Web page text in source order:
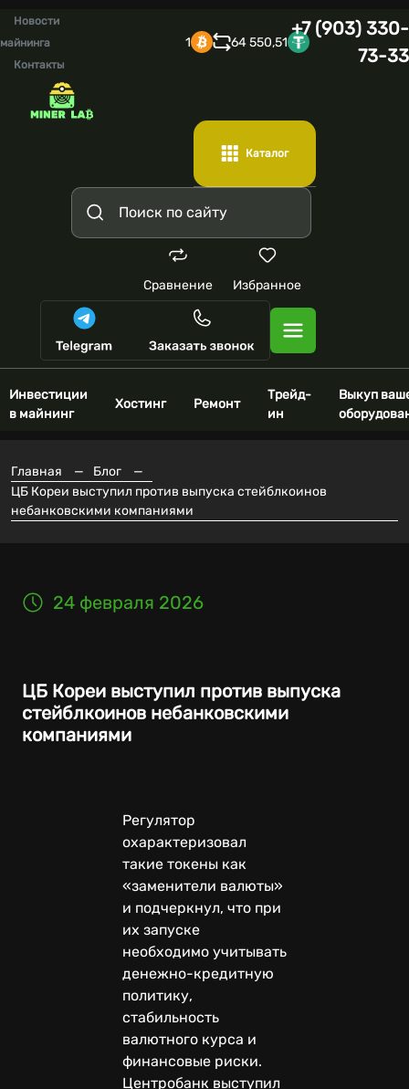
Новости
майнинга
Контакты
1 64 550,51
+7 (903) 330-
73-33
Каталог
Сравнение Избранное
Инвестиции
в майнинг
Хостинг Ремонт
Трейд-
ин
Выкуп
Главная — Блог
—
ЦБ Кореи выступил против выпуска стейблкоинов
небанковскими компаниями
24 февраля 2026
ЦБ Кореи выступил против выпуска
стейблкоинов небанковскими
компаниями
Регулятор
охарактеризовал
такие токены как
«заменители валюты»
и подчеркнул, что при
их запуске
необходимо учитывать
денежно-кредитную
политику,
стабильность
валютного курса и
финансовые риски.
Центробанк выступил